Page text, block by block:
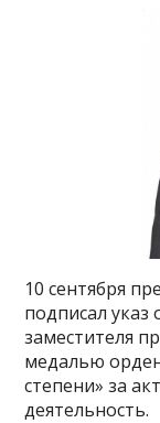
10 сентября
подписал указ
заместителя
медалью
степени» за
деятельность.